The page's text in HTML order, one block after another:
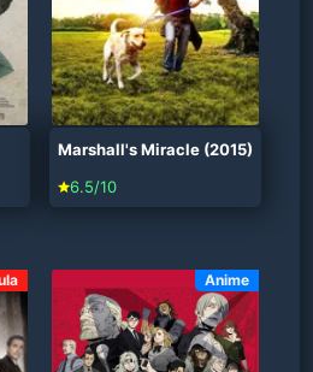
Marshall's Miracle (2015)
6.5/10
Anime